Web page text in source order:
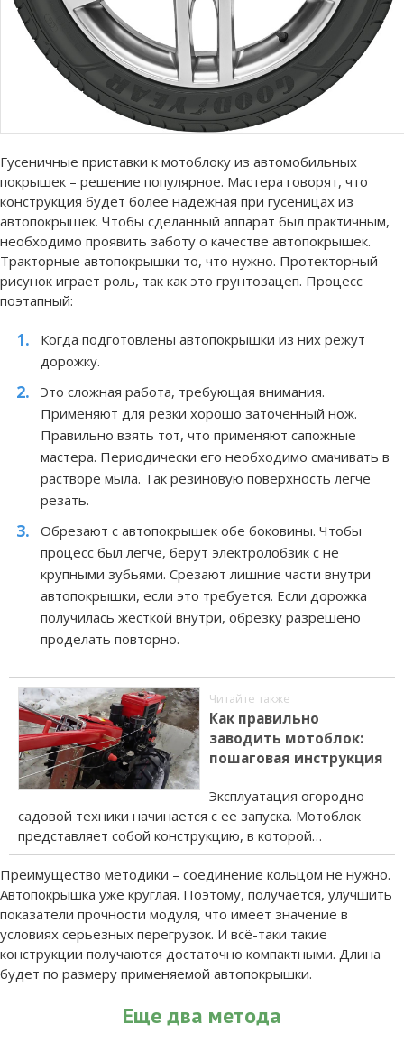
Гусеничные приставки к мотоблоку из автомобильных
покрышек – решение популярное. Мастера говорят, что
конструкция будет более надежная при гусеницах из
автопокрышек. Чтобы сделанный аппарат был практичным,
необходимо проявить заботу о качестве автопокрышек.
Тракторные автопокрышки то, что нужно. Протекторный
рисунок играет роль, так как это грунтозацеп. Процесс
поэтапный:
Когда подготовлены автопокрышки из них режут
дорожку.
Это сложная работа, требующая внимания.
Применяют для резки хорошо заточенный нож.
Правильно взять тот, что применяют сапожные
мастера. Периодически его необходимо смачивать в
растворе мыла. Так резиновую поверхность легче
резать.
Обрезают с автопокрышек обе боковины. Чтобы
процесс был легче, берут электролобзик с не
крупными зубьями. Срезают лишние части внутри
автопокрышки, если это требуется. Если дорожка
получилась жесткой внутри, обрезку разрешено
проделать повторно.
Читайте также
Как правильно
заводить мотоблок:
пошаговая инструкция
Эксплуатация огородно-
садовой техники начинается с ее запуска. Мотоблок
представляет собой конструкцию, в которой…
Преимущество методики – соединение кольцом не нужно.
Автопокрышка уже круглая. Поэтому, получается, улучшить
показатели прочности модуля, что имеет значение в
условиях серьезных перегрузок. И всё-таки такие
конструкции получаются достаточно компактными. Длина
будет по размеру применяемой автопокрышки.
Еще два метода